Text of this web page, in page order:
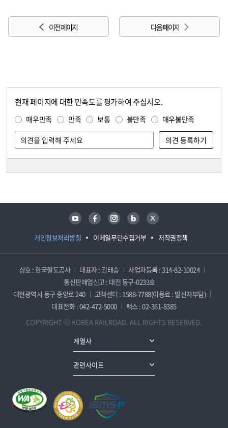
이전 페이지 다음 페이지
현재 페이지에 대한 만족도를 평가하여 주십시오.
매우만족 만족 보통 불만족 매우불만족
개인정보처리방침 이메일무단수집거부 저작권정책
유튜브 페이스북 인스타그램 블로그 트위터
상호 : 한국철도공사 대표자 : 김태승
사업자등록 : 314-82-10024
통신판매업신고 : 대전 동구-0233호
대전광역시 동구 중앙로 240
고객센터 : 1588-7788(이용료 : 발신자부담)
대표전화 : 042-472-5000
팩스 : 02-361-8385
COPYRIGHT ⓒ KOREA RAILROAD. ALL RIGHTS RESERVED.
계열사
관련사이트